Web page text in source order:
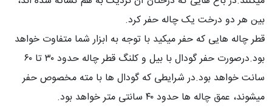
بین هر دو درخت یک چاله حفر کرد.
قطر چاله هایی که حفر میکید با توجه به ابزار شما متفاوت خواهد
بود.درصورت حفر گودال با بیل و کلنگ قطر چاله حدود ۳۰ تا ۶۰
سانت خواهد بود.در شرایطی که گودال ها با مته مخصوص حفر
میشوند، عمق چاله ها حدود ۴۰ سانتی متر خواهد بود.